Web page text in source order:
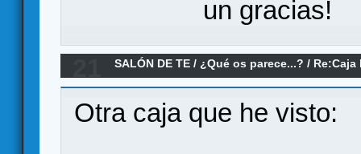
un gracias!
SALÓN DE TE / ¿Qué os parece...? /
Otra caja que he visto: